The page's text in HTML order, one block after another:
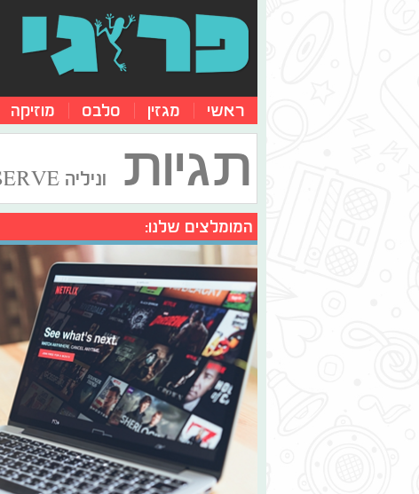
ראשי מגזין סלבס מוזיקה
תגיות וניליה SOFT SERVE
המומלצים שלנו: